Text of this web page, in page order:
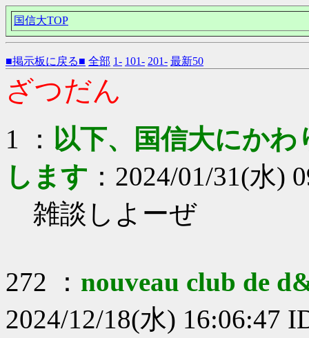
国信大TOP
■掲示板に戻る■ 全部 1- 101- 201- 最新50
ざつだん
1 ： 以下、国信大にか
します ：2024/01/31(水)
雑談しよーぜ
272 ： nouveau club de
2024/12/18(水) 16:06:47